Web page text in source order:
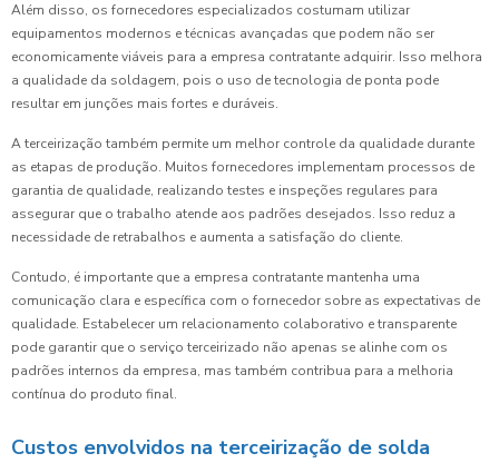
Além disso, os fornecedores especializados costumam utilizar
equipamentos modernos e técnicas avançadas que podem não ser
economicamente viáveis para a empresa contratante adquirir. Isso melhora
a qualidade da soldagem, pois o uso de tecnologia de ponta pode
resultar em junções mais fortes e duráveis.
A terceirização também permite um melhor controle da qualidade durante
as etapas de produção. Muitos fornecedores implementam processos de
garantia de qualidade, realizando testes e inspeções regulares para
assegurar que o trabalho atende aos padrões desejados. Isso reduz a
necessidade de retrabalhos e aumenta a satisfação do cliente.
Contudo, é importante que a empresa contratante mantenha uma
comunicação clara e específica com o fornecedor sobre as expectativas de
qualidade. Estabelecer um relacionamento colaborativo e transparente
pode garantir que o serviço terceirizado não apenas se alinhe com os
padrões internos da empresa, mas também contribua para a melhoria
contínua do produto final.
Custos envolvidos na terceirização de solda